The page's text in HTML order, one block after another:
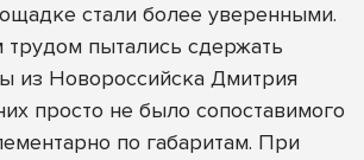
стали более уверенными.
пытались сдержать
из Новороссийска Дмитрия
просто не было сопоставимого
по габаритам. При